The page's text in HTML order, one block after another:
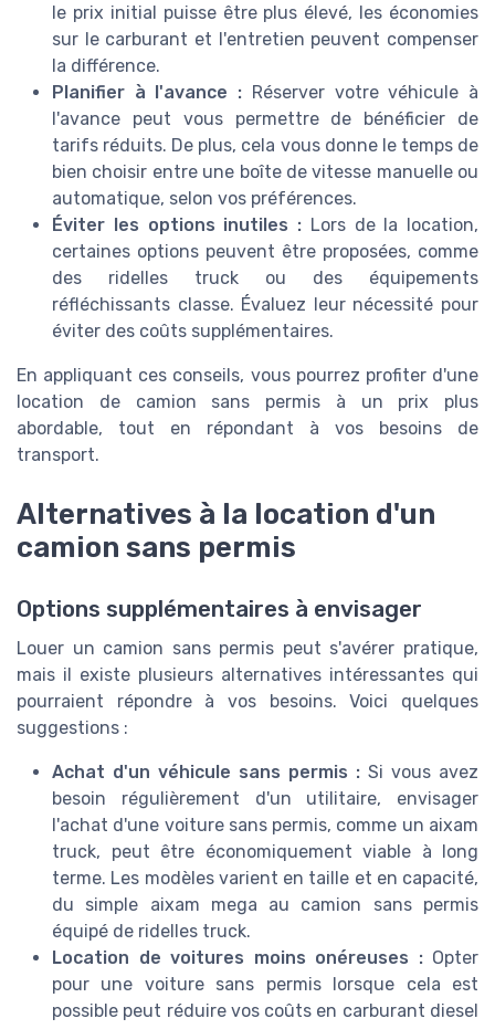
le prix initial puisse être plus élevé, les économies
sur le carburant et l'entretien peuvent compenser
la différence.
Planifier à l'avance : Réserver votre véhicule à
l'avance peut vous permettre de bénéficier de
tarifs réduits. De plus, cela vous donne le temps de
bien choisir entre une boîte de vitesse manuelle ou
automatique, selon vos préférences.
Éviter les options inutiles : Lors de la location,
certaines options peuvent être proposées, comme
des ridelles truck ou des équipements
réfléchissants classe. Évaluez leur nécessité pour
éviter des coûts supplémentaires.
En appliquant ces conseils, vous pourrez profiter d'une
location de camion sans permis à un prix plus
abordable, tout en répondant à vos besoins de
transport.
Alternatives à la location d'un
camion sans permis
Options supplémentaires à envisager
Louer un camion sans permis peut s'avérer pratique,
mais il existe plusieurs alternatives intéressantes qui
pourraient répondre à vos besoins. Voici quelques
suggestions :
Achat d'un véhicule sans permis : Si vous avez
besoin régulièrement d'un utilitaire, envisager
l'achat d'une voiture sans permis, comme un aixam
truck, peut être économiquement viable à long
terme. Les modèles varient en taille et en capacité,
du simple aixam mega au camion sans permis
équipé de ridelles truck.
Location de voitures moins onéreuses :Opter
pour une voiture sans permis lorsque cela est
possible peut réduire vos coûts en carburant diesel